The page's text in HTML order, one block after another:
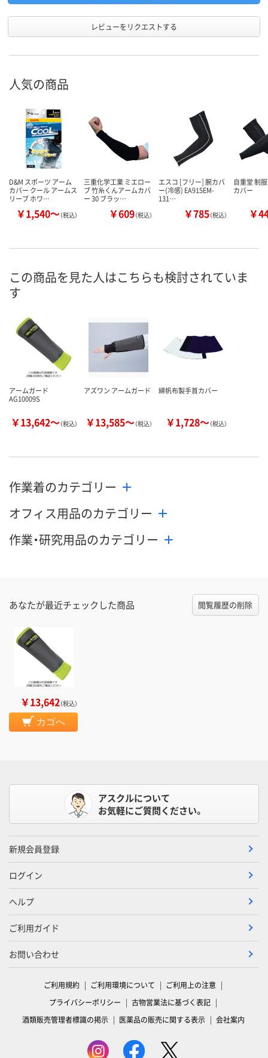
レビューをリクエストする
人気の商品
D&M スポーツ アーム
カバー クール アームス
リーブ ホワ…
￥1,540～（税込）
三重化学工業 ミエロー
ブ 竹糸くんアームカバ
ー 30 ブラッ…
￥609（税込）
エスコ [フリー] 腕カバ
ー(冷感) EA915EM-
131…
￥785（税込）
自重堂 制
カバー
￥
この商品を見た人はこちらも検討されていま
す
アームガード
AG10009S
￥13,642～（税込）
アズワン アームガード
￥13,585～（税込）
綿帆布製手首カバー
￥1,728～（税込）
作業着のカテゴリー
オフィス用品のカテゴリー
作業・研究用品のカテゴリー
あなたが最近チェックした商品 閲覧履歴の削除
￥13,642（税込）
カゴへ
アスクルについて
お気軽にご質問ください。
新規会員登録
ログイン
ヘルプ
ご利用ガイド
お問い合わせ
ご利用規約 ご利用環境について
ご利用上の注意
プライバシーポリシー
古物営業法に基づく表記
酒類販売管理者標識の掲示
医薬品の販売に関する表示 会社案内